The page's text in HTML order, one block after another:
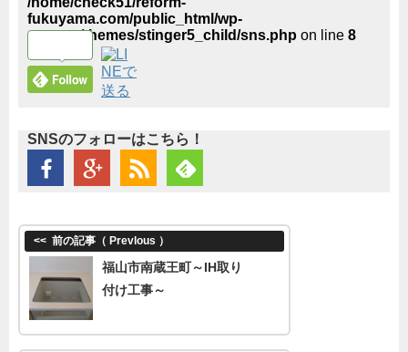
fukuyama.com/public_html/wp-
content/themes/stinger5_child/sns.php on line 8
SNSのフォローはこちら！
<< 前の記事（ Prevlous ）
福山市南蔵王町～IH取り
付け工事～